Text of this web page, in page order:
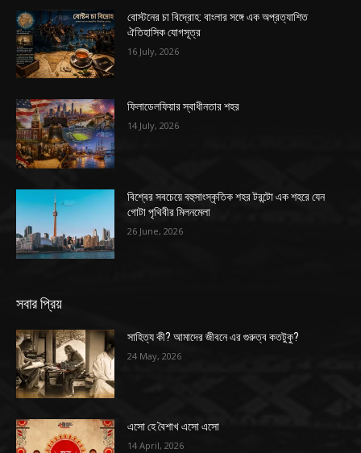
বোস্টনের চা বিদ্রোহ: বাংলার সঙ্গে এক অপ্রত্যাশিত
ঐতিহাসিক যোগসূত্র
16 July, 2026
ফিলাডেলফিয়ার স্বাধীনতার শহর
14 July, 2026
বিশ্বের সবচেয়ে বহুসাংস্কৃতিক শহর টরন্টো এক শহরে যেন
গোটা পৃথিবীর মিলনমেলা
26 June, 2026
সবার প্রিয়
সাহিত্য কী? আমাদের জীবনে এর গুরুত্ব কতটুকু?
24 May, 2026
এসো হে বৈশাখ এসো এসো
14 April, 2026